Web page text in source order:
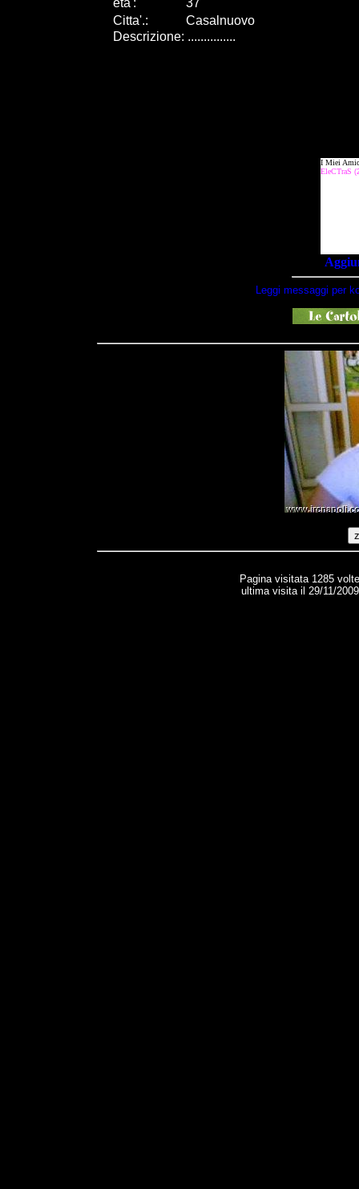
eta' :
37
Citta'.:
Casalnuovo
Descrizione: ...............
Leggi messaggi per
Pagina visitata 1285
ultima visita il 29/11/